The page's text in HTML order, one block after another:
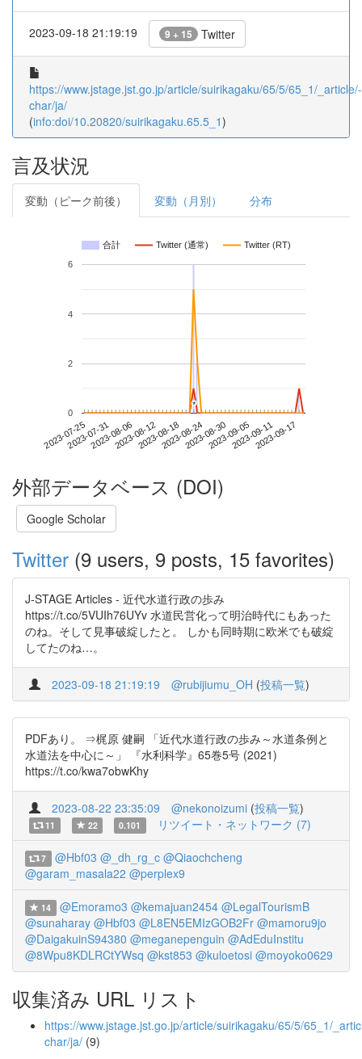
2023-09-18 21:19:19 9 + 15 Twitter
https://www.jstage.jst.go.jp/article/suirikagaku/65/5/65_1/_article/-
char/ja/
(info:doi/10.20820/suirikagaku.65.5_1)
言及状況
変動（ピーク前後） 変動（月別） 分布
合計 Twitter (通常) Twitter (RT)
2023-07-252023-07-312023-08-062023-08-122023-08-182023-08-242023-08-302023-09-052023-09-112023-09-17
0
2
4
6
*
*
外部データベース (DOI)
Google Scholar
Twitter (9 users, 9 posts, 15 favorites)
J-STAGE Articles - 近代水道行政の歩み
https://t.co/5VUIh76UYv 水道民営化って明治時代にもあった
のね。そして見事破綻したと。 しかも同時期に欧米でも破綻
してたのね…。
2023-09-18 21:19:19 @rubijiumu_OH (投稿一覧)
PDFあり。 ⇒梶原 健嗣 「近代水道行政の歩み～水道条例と
水道法を中心に～」 『水利科学』65巻5号 (2021)
https://t.co/kwa7obwKhy
2023-08-22 23:35:09 @nekonoizumi (投稿一覧)
11 22 0.101 リツイート・ネットワーク (7)
7 @Hbf03 @_dh_rg_c @Qiaochcheng
@garam_masala22 @perplex9
14 @Emoramo3 @kemajuan2454 @LegalTourismB
@sunaharay @Hbf03 @L8EN5EMIzGOB2Fr @mamoru9jo
@DaigakuinS94380 @meganepenguin @AdEduInstitu
@8Wpu8KDLRCtYWsq @kst853 @kuloetosi @moyoko0629
収集済み URL リスト
https://www.jstage.jst.go.jp/article/suirikagaku/65/5/65_1/
char/ja/ (9)